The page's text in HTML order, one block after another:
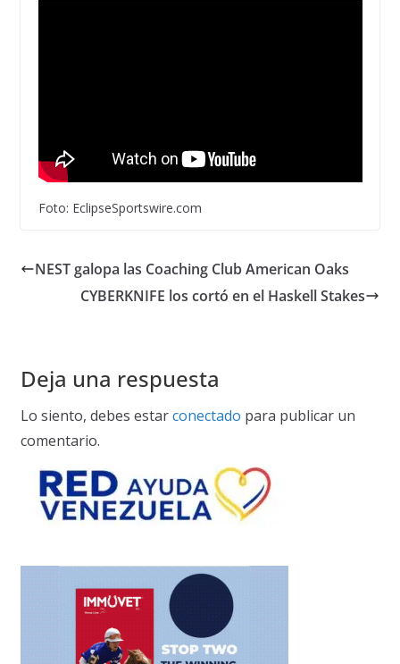
Foto: EclipseSportswire.com
NEST galopa las Coaching Club American Oaks
CYBERKNIFE los cortó en el Haskell Stakes
Deja una respuesta
Lo siento, debes estarconectado para publicar un
comentario.